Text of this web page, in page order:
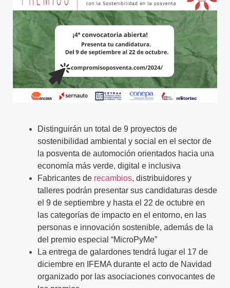
Distinguirán un total de 9 proyectos de
sostenibilidad ambiental y social en el sector de
la posventa de automoción orientados hacia una
economía más verde, digital e inclusiva
Fabricantes de recambios, distribuidores y
talleres podrán presentar sus candidaturas desde
el 9 de septiembre y hasta el 22 de octubre en
las categorías de impacto en el entorno, en las
personas e innovación sostenible, además de la
del premio especial “MicroPyMe”
La entrega de galardones tendrá lugar el 17 de
diciembre en IFEMA durante el acto de Navidad
organizado por las asociaciones convocantes de